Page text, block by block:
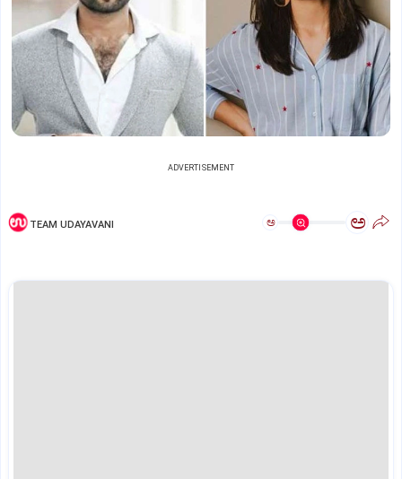
ADVERTISEMENT
TEAM UDAYAVANI ಅ ಅ